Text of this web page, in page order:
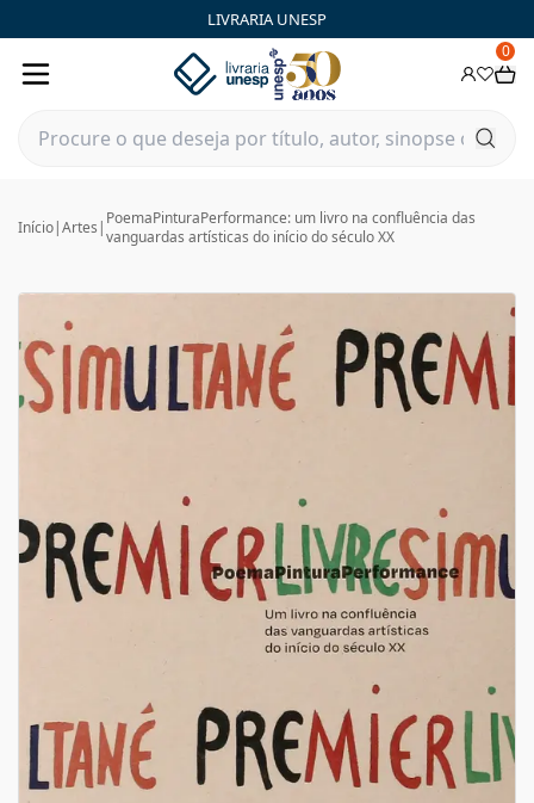
LIVRARIA UNESP
0
Início|Artes | PoemaPinturaPerformance: um livro na confluência das
vanguardas artísticas do início do século XX